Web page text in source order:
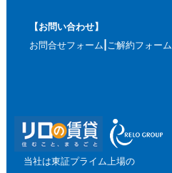
【お問い合わせ】
お問合せフォーム ご解約フォーム
当社は東証プライム上場の